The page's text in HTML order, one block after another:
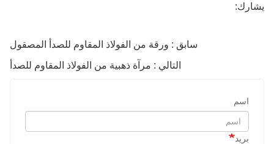
يشارك:
سابق : ورقة من الفولاذ المقاوم للصدأ المصقول
التالي : مرآة ذهبية من الفولاذ المقاوم للصدأ
اسم
بريد